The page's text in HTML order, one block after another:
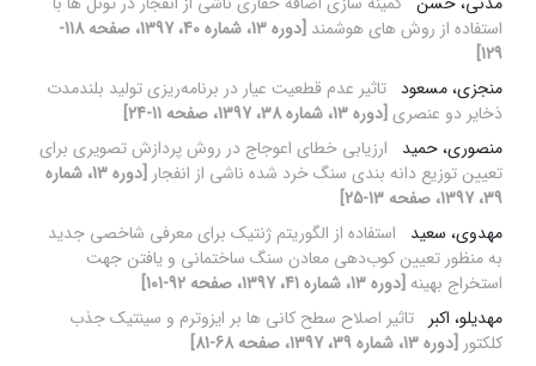
استفاده از روش های هوشمند
[دوره 13، شماره 40، 1397، صفحه 118-
129]
منجزی، مسعود تاثیر عدم‌ قطعیت‌ عیار در برنامه‌ریزی تولید بلندمدت
ذخایر دو عنصری [دوره 13، شماره 38، 1397، صفحه 11-24]
منصوری، حمید
ارزیابی خطای اعوجاج در روش پردازش تصویری برای
تعیین توزیع دانه بندی سنگ خرد شده ناشی از انفجار
[دوره 13، شماره
39، 1397، صفحه 13-25]
مهدوی، سعید
استفاده از الگوریتم ژنتیک برای معرفی شاخصی جدید
به منظور تعیین کوب‌دهی معادن سنگ ساختمانی و یافتن جهت
استخراج بهینه [دوره 13، شماره 41، 1397، صفحه 92-101]
مهدیلو، اکبر تاثیر اصلاح سطح کانی ها بر ایزوترم و سینتیک جذب
کلکتور [دوره 13، شماره 39، 1397، صفحه 68-81]